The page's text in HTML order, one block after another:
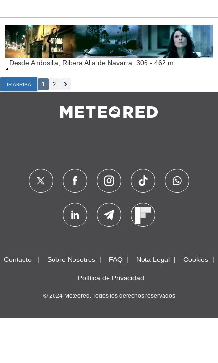
Desde Andosilla, Ribera Alta de Navarra. 306 - 462 m
IR ARRIBA 1 2
Contacto Sobre Nosotros FAQ Nota Legal Cookies
Política de Privacidad
© 2024 Meteored. Todos los derechos reservados